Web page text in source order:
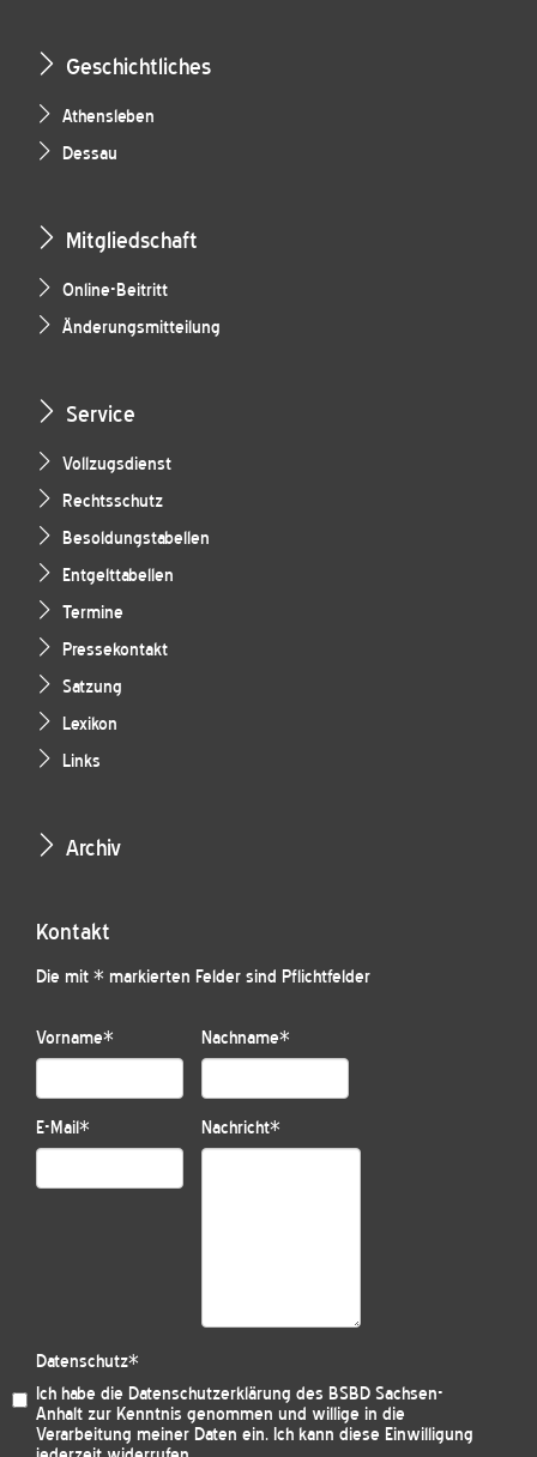
Geschichtliches
Athensleben
Dessau
Mitgliedschaft
Online-Beitritt
Änderungsmitteilung
Service
Vollzugsdienst
Rechtsschutz
Besoldungstabellen
Entgelttabellen
Termine
Pressekontakt
Satzung
Lexikon
Links
Archiv
Kontakt
Die mit * markierten Felder sind Pflichtfelder
Vorname* Nachname*
E-Mail* Nachricht*
Datenschutz*
Ich habe die Datenschutzerklärung des BSBD Sachsen-
Anhalt zur Kenntnis genommen und willige in die
Verarbeitung meiner Daten ein. Ich kann diese Einwilligung